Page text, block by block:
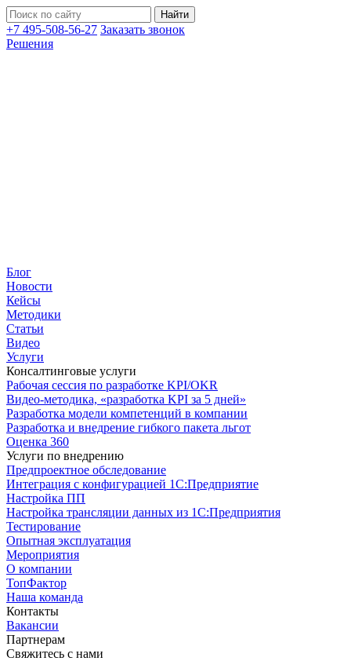
+7 495-508-56-27 Заказать звонок
Решения
Блог
Новости
Кейсы
Методики
Статьи
Видео
Услуги
Консалтинговые услуги
Рабочая сессия по разработке KPI/OKR
Видео-методика, «разработка KPI за 5 дней»
Разработка модели компетенций в компании
Разработка и внедрение гибкого пакета льгот
Оценка 360
Услуги по внедрению
Предпроектное обследование
Интеграция с конфигурацией 1С:Предприятие
Настройка ПП
Настройка трансляции данных из 1С:Предприятия
Тестирование
Опытная эксплуатация
Мероприятия
О компании
ТопФактор
Наша команда
Контакты
Вакансии
Партнерам
Свяжитесь с нами